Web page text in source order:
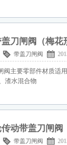
刀闸阀（梅花
带盖刀闸阀
阀主要零部件材质适
渣水混合物
动带盖刀闸阀
带盖刀闸阀